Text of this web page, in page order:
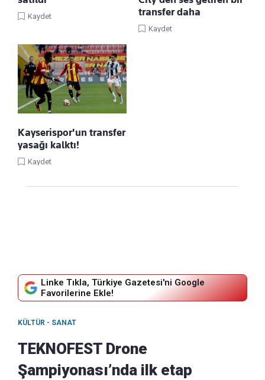
Kaydet
transfer daha
Kaydet
Kayserispor'un transfer
yasağı kalktı!
Kaydet
Linke Tıkla, Türkiye Gazetesi'ni Google
Favorilerine Ekle!
KÜLTÜR - SANAT
TEKNOFEST Drone
Şampiyonası’nda ilk etap